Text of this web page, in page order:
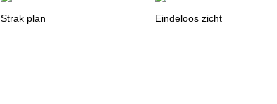
Strak plan Eindeloos zicht